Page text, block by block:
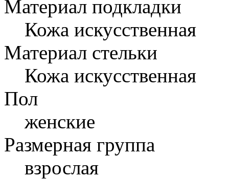
Материал подкладки
Кожа искусственная
Материал стельки
Кожа искусственная
Пол
женские
Размерная группа
взрослая